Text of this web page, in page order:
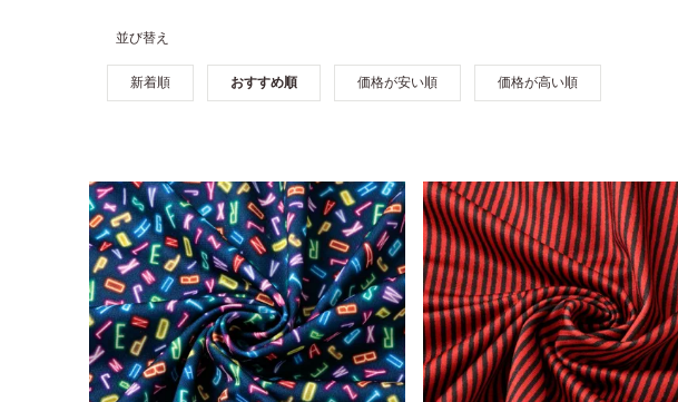
並び替え
新着順 おすすめ順 価格が安い順 価格が高い順